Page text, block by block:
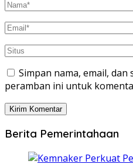
Simpan nama, email, dan
peramban ini untuk
Berita Pemerintahaan